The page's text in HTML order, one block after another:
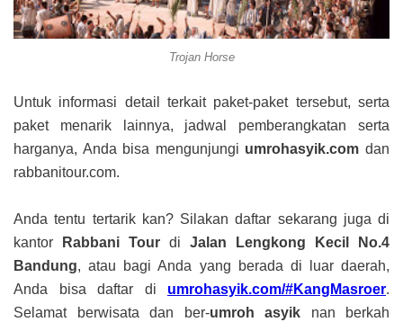
Trojan Horse
Untuk informasi detail terkait paket-paket tersebut, serta
paket menarik lainnya, jadwal pemberangkatan serta
harganya, Anda bisa mengunjungi umrohasyik.com dan
rabbanitour.com.
Anda tentu tertarik kan? Silakan daftar sekarang juga di
kantor
Rabbani Tour di Jalan Lengkong Kecil No.4
Bandung, atau bagi Anda yang berada di luar daerah,
Anda bisa daftar di umrohasyik.com/#KangMasroer.
Selamat berwisata dan ber-umroh asyik nan berkah